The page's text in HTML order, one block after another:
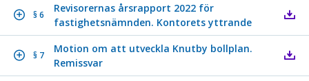
§ 6
Revisorernas årsrapport 2022 för
fastighetsnämnden. Kontorets yttrande
§ 7
Motion om att utveckla Knutby bollplan.
Remissvar